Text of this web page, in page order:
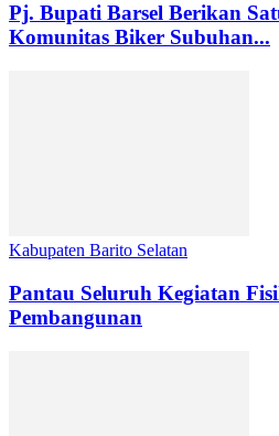
Pj. Bupati Barsel Berikan
Komunitas Biker Subuhan...
Kabupaten Barito Selatan
Pantau Seluruh Kegiatan
Pembangunan